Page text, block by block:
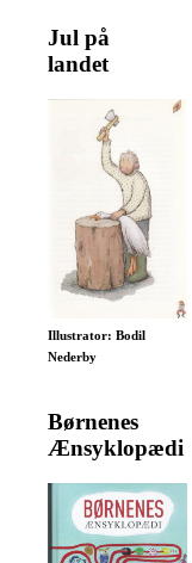
Jul på
landet
Illustrator: Bodil
Nederby
Børnenes
Ænsyklopædi